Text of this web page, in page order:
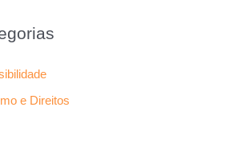
e Direitos